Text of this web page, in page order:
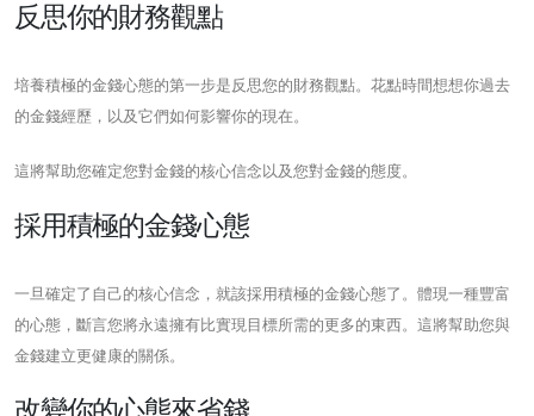
反思你的財務觀點
培養積極的金錢心態的第一步是反思您的財務觀點。花點時間想想你過去
的金錢經歷，以及它們如何影響你的現在。
這將幫助您確定您對金錢的核心信念以及您對金錢的態度。
採用積極的金錢心態
一旦確定了自己的核心信念，就該採用積極的金錢心態了。體現一種豐富
的心態，斷言您將永遠擁有比實現目標所需的更多的東西。這將幫助您與
金錢建立更健康的關係。